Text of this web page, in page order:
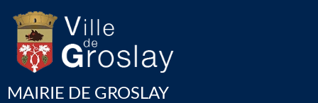
MAIRIE DE GROSLAY